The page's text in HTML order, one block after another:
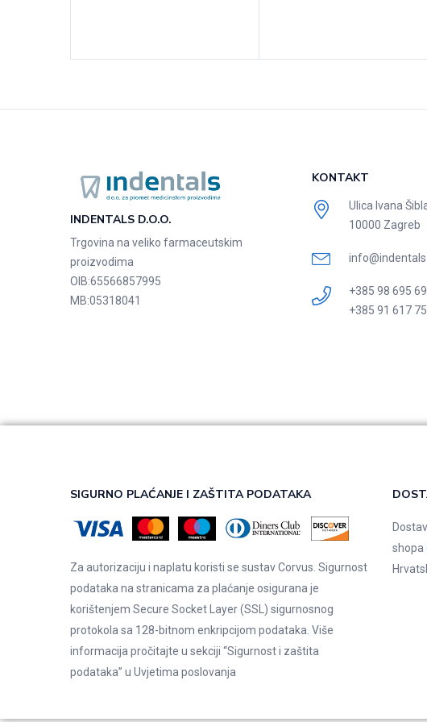
INDENTALS D.O.O.
Trgovina na veliko farmaceutskim
proizvodima
OIB:65566857995
MB:05318041
KONTAKT
Ulica Ivana
10000 Zagreb
+385 98 695
+385 91 617
SIGURNO PLAĆANJE I ZAŠTITA PODATAKA
Za autorizaciju i naplatu koristi se sustav Corvus. Sigurnost
podataka na stranicama za plaćanje osigurana je
korištenjem Secure Socket Layer (SSL) sigurnosnog
protokola sa 128-bitnom enkripcijom podataka. Više
informacija pročitajte u sekciji “Sigurnost i zaštita
podataka” u Uvjetima poslovanja
shopa